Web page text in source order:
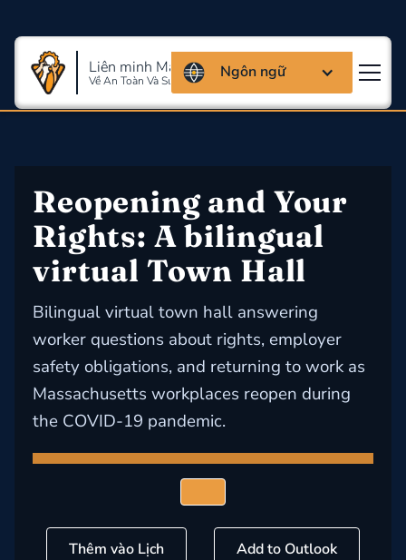
Liên minh Massachusettes
Về An Toàn Và Sức Khỏe Lao Động
Ngôn ngữ
Reopening and Your
Rights: A bilingual
virtual Town Hall
Bilingual virtual town hall answering
worker questions about rights, employer
safety obligations, and returning to work as
Massachusetts workplaces reopen during
the COVID-19 pandemic.
Thêm vào Lịch Add to Outlook